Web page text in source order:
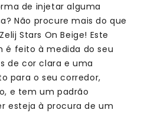
de injetar alguma
Não procure mais do que
Stars On Beige! Este
é feito à medida do seu
de cor clara e uma
para o seu corredor,
e tem um padrão
esteja à procura de um